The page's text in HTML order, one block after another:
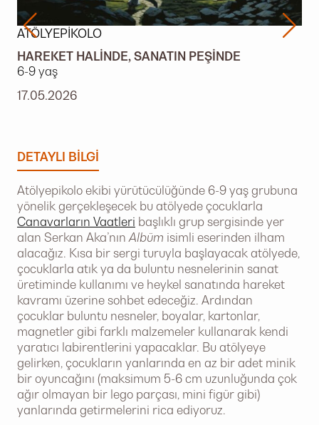
ATÖLYEPIKOLO
HAREKET HALINDE, SANATIN PEŞINDE
6-9 yaş
17.05.2026
DETAYLI BILGI
Atölyepikolo ekibi yürütücülüğünde 6-9 yaş grubuna
yönelik gerçekleşecek bu atölyede çocuklarla
Canavarların Vaatleri başlıklı grup sergisinde yer
alan Serkan Aka’nın Albüm isimli eserinden ilham
alacağız. Kısa bir sergi turuyla başlayacak atölyede,
çocuklarla atık ya da buluntu nesnelerinin sanat
üretiminde kullanımı ve heykel sanatında hareket
kavramı üzerine sohbet edeceğiz. Ardından
çocuklar buluntu nesneler, boyalar, kartonlar,
magnetler gibi farklı malzemeler kullanarak kendi
yaratıcı labirentlerini yapacaklar. Bu atölyeye
gelirken, çocukların yanlarında en az bir adet minik
bir oyuncağını (maksimum 5-6 cm uzunluğunda çok
ağır olmayan bir lego parçası, mini figür gibi)
yanlarında getirmelerini rica ediyoruz.